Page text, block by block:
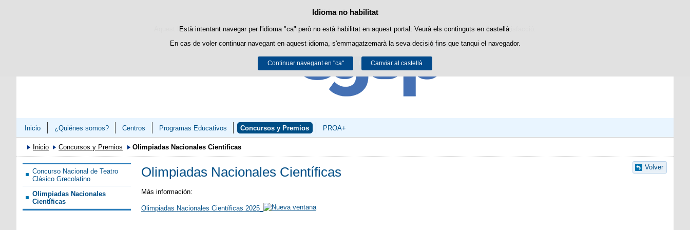
Política de cookies
Aquest lloc web utilitza cookies pròpies per facilitar la navegació i cookies de tercers per obtenir estadístiques d'ús i satisfacció.
Podeu obtenir més informació a l'apartat "Cookies" del nostreavís legal.
Acceptar Rebutjar
Idioma no habilitat
Està intentant navegar per l'idioma "ca" però no està habilitat en aquest portal. Veurà els continguts en castellà.
En cas de voler continuar navegant en aquest idioma, s'emmagatzemarà la seva decisió fins que tanqui el navegador.
Continuar navegant en "ca" Canviar al castellà
Passar al contingut
Inicio ¿Quiénes somos? Centros Programas Educativos Concursos y Premios PROA+
Inicio Concursos y Premios Olimpiadas Nacionales Científicas
Concurso Nacional de Teatro
Clásico Grecolatino
Olimpiadas Nacionales
Científicas
Volver
Olimpiadas Nacionales Científicas
Más información:
Olimpiadas Nacionales Científicas 2025_